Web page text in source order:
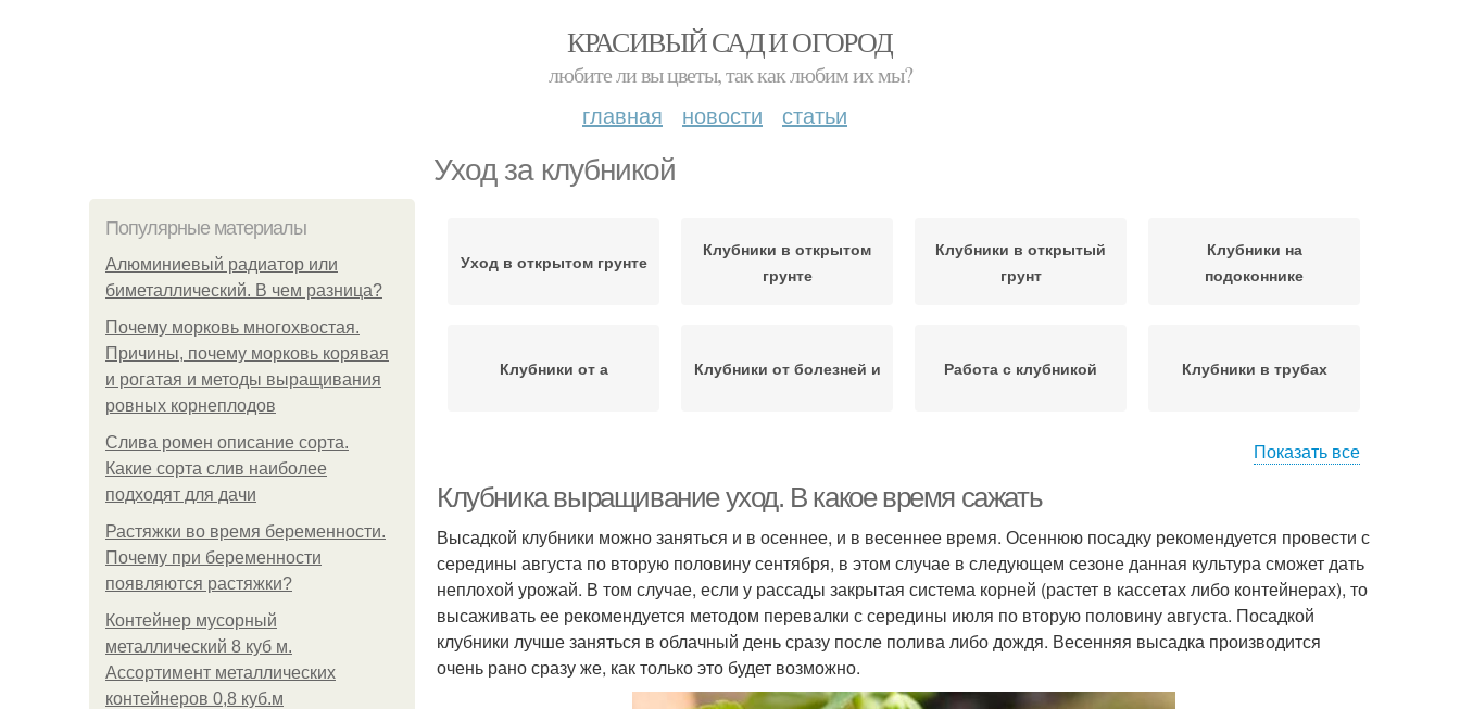
КРАСИВЫЙ САД И ОГОРОД
любите ли вы цветы, так как любим их мы?
главная новости статьи
Уход за клубникой
Популярные материалы
Алюминиевый радиатор или
биметаллический. В чем разница?
Почему морковь многохвостая.
Причины, почему морковь корявая
и рогатая и методы выращивания
ровных корнеплодов
Слива ромен описание сорта.
Какие сорта слив наиболее
подходят для дачи
Растяжки во время беременности.
Почему при беременности
появляются растяжки?
Контейнер мусорный
металлический 8 куб м.
Ассортимент металлических
контейнеров 0,8 куб.м
Уход в открытом грунте
Клубники в открытом
грунте
Клубники в открытый
грунт
Клубники на
подоконнике
Клубники от а Клубники от болезней и Работа с клубникой Клубники в трубах
выращивания
Клубники во время Клубники при пересадке Уход за кустами Клубники под пленкой
Уход за смородиной Клубники под корень Уход за грядками
Показать все
Клубника выращивание уход. В какое время сажать
Высадкой клубники можно заняться и в осеннее, и в весеннее время. Осеннюю посадку рекомендуется провести с
середины августа по вторую половину сентября, в этом случае в следующем сезоне данная культура сможет дать
неплохой урожай. В том случае, если у рассады закрытая система корней (растет в кассетах либо контейнерах), то
высаживать ее рекомендуется методом перевалки с середины июля по вторую половину августа. Посадкой
клубники лучше заняться в облачный день сразу после полива либо дождя. Весенняя высадка производится
очень рано сразу же, как только это будет возможно.